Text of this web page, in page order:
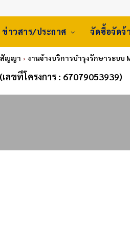
ข่าวสาร/ประกาศ จัดซื้อจัดจ้
สัญญา งานจ้างบริการบำรุงรักษาระบบ
ลขที่โครงการ : 67079053939)